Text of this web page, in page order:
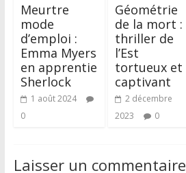
Meurtre
mode
d’emploi :
Emma Myers
en apprentie
Sherlock
1 août 2024
0
Géométrie
de la mort :
thriller de
l’Est
tortueux et
captivant
2 décembre
2023
0
Laisser un commentaire